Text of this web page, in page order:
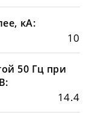
кА:
10
50 Гц при
14.4